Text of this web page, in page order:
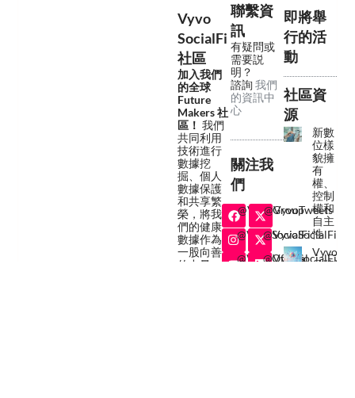
Vyvo
SocialFi
社區
加入我們
的全球
Future
Makers 社
區！ 我們
共同利用
技術進行
數據挖
掘、個人
數據保護
和共享繁
榮，將我
們的健康
數據作為
一股向善
的力量。
聯繫資
訊
有疑問或
需要説
明？
諮詢 我們
的資訊中
心
關注我
們
@VyvoGroup
@VyvoSocialFi
@VyvoOfficial
@VyvoTweets
@VyvoSocialFi
@VyvoSocialFi
即將舉
行的活
動
社區資
源
新數
位樣
貌擁
有
權、
控制
權和
自主
性
Vyvo：
品牌運